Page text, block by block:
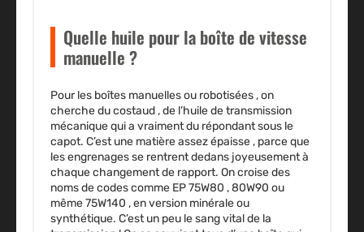
Quelle huile pour la boîte de vitesse
manuelle ?
Pour les boîtes manuelles ou robotisées , on
cherche du costaud , de l’huile de transmission
mécanique qui a vraiment du répondant sous le
capot. C’est une matière assez épaisse , parce que
les engrenages se rentrent dedans joyeusement à
chaque changement de rapport. On croise des
noms de codes comme EP 75W80 , 80W90 ou
même 75W140 , en version minérale ou
synthétique. C’est un peu le sang vital de la